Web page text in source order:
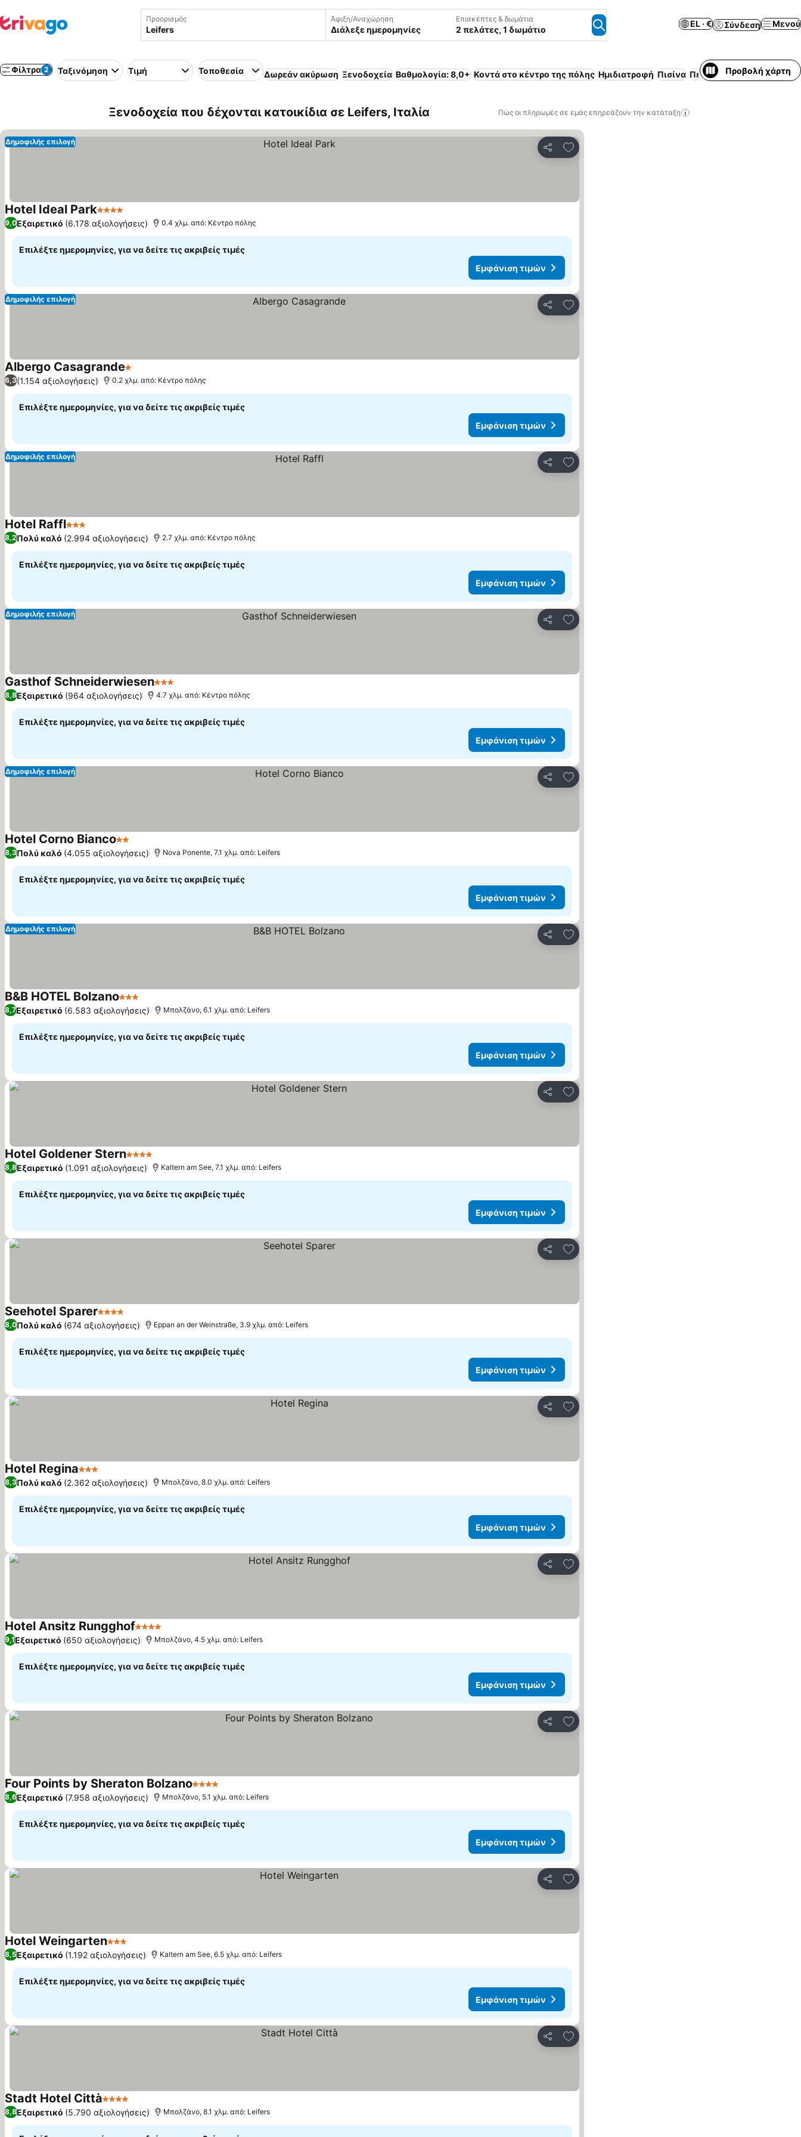
Προορισμός Άφιξη/Αναχώρηση
Διάλεξε ημερομηνίες
Επισκέπτες & δωμάτια
2 πελάτες, 1 δωμάτιο
EL · € Σύνδεση Μενού
Φίλτρα 2 Ταξινόμηση Τιμή Τοποθεσία Δωρεάν ακύρωση Ξενοδοχεία Βαθμολογία: 8,0+ Κοντά στο κέντρο της πόλης Ημιδιατροφή Πισίνα Περιλαμβάνεται πρωινό
Προβολή χάρτη
Ξενοδοχεία που δέχονται κατοικίδια σε Leifers, Ιταλία Πώς οι πληρωμές σε εμάς επηρεάζουν την κατάταξη
Κοινοποίηση
Προσθήκη στα αγαπημένα
Δημοφιλής επιλογή
Hotel Ideal Park4 ΑστέριαΕμφάνιση τιμών
9,0Εξαιρετικό (6.178 αξιολογήσεις) 0.4 χλμ. από: Κέντρο πόλης
Επιλέξτε ημερομηνίες, για να δείτε τις ακριβείς τιμές
Εμφάνιση τιμών
Κοινοποίηση
Προσθήκη στα αγαπημένα
Δημοφιλής επιλογή
Albergo Casagrande1 Αστέρια
6,3(1.154 αξιολογήσεις) 0.2 χλμ. από: Κέντρο πόλης
Επιλέξτε ημερομηνίες, για να δείτε τις ακριβείς τιμές
Εμφάνιση τιμών
Κοινοποίηση
Προσθήκη στα αγαπημένα
Δημοφιλής επιλογή
Hotel Raffl3 ΑστέριαΕμφάνιση τιμών
8,2Πολύ καλό (2.994 αξιολογήσεις) 2.7 χλμ. από: Κέντρο πόλης
Επιλέξτε ημερομηνίες, για να δείτε τις ακριβείς τιμές
Εμφάνιση τιμών
Κοινοποίηση
Προσθήκη στα αγαπημένα
Δημοφιλής επιλογή
Gasthof Schneiderwiesen3 Αστέρια
8,8Εξαιρετικό (964 αξιολογήσεις) 4.7 χλμ. από: Κέντρο πόλης
Επιλέξτε ημερομηνίες, για να δείτε τις ακριβείς τιμές
Εμφάνιση τιμών
Κοινοποίηση
Προσθήκη στα αγαπημένα
Δημοφιλής επιλογή
Hotel Corno Bianco2 ΑστέριαΕμφάνιση τιμών
8,3Πολύ καλό (4.055 αξιολογήσεις) Nova Ponente, 7.1 χλμ. από: Leifers
Επιλέξτε ημερομηνίες, για να δείτε τις ακριβείς τιμές
Εμφάνιση τιμών
Κοινοποίηση
Προσθήκη στα αγαπημένα
Δημοφιλής επιλογή
B&B HOTEL Bolzano3 ΑστέριαΕμφάνιση τιμών
8,7Εξαιρετικό (6.583 αξιολογήσεις) Μπολζάνο, 6.1 χλμ. από: Leifers
Επιλέξτε ημερομηνίες, για να δείτε τις ακριβείς τιμές
Εμφάνιση τιμών
Κοινοποίηση
Προσθήκη στα αγαπημένα
Hotel Goldener Stern4 ΑστέριαΕμφάνιση τιμών
8,8Εξαιρετικό (1.091 αξιολογήσεις) Kaltern am See, 7.1 χλμ. από: Leifers
Επιλέξτε ημερομηνίες, για να δείτε τις ακριβείς τιμές
Εμφάνιση τιμών
Κοινοποίηση
Προσθήκη στα αγαπημένα
Seehotel Sparer4 ΑστέριαΕμφάνιση τιμών
8,0Πολύ καλό (674 αξιολογήσεις) Eppan an der Weinstraße, 3.9 χλμ. από: Leifers
Επιλέξτε ημερομηνίες, για να δείτε τις ακριβείς τιμές
Εμφάνιση τιμών
Κοινοποίηση
Προσθήκη στα αγαπημένα
Hotel Regina3 ΑστέριαΕμφάνιση τιμών
8,3Πολύ καλό (2.362 αξιολογήσεις) Μπολζάνο, 8.0 χλμ. από: Leifers
Επιλέξτε ημερομηνίες, για να δείτε τις ακριβείς τιμές
Εμφάνιση τιμών
Κοινοποίηση
Προσθήκη στα αγαπημένα
Hotel Ansitz Rungghof4 Αστέρια
9,1Εξαιρετικό (650 αξιολογήσεις) Μπολζάνο, 4.5 χλμ. από: Leifers
Επιλέξτε ημερομηνίες, για να δείτε τις ακριβείς τιμές
Εμφάνιση τιμών
Κοινοποίηση
Προσθήκη στα αγαπημένα
Four Points by Sheraton Bolzano4 Αστέρια
8,6Εξαιρετικό (7.958 αξιολογήσεις) Μπολζάνο, 5.1 χλμ. από: Leifers
Επιλέξτε ημερομηνίες, για να δείτε τις ακριβείς τιμές
Εμφάνιση τιμών
Κοινοποίηση
Προσθήκη στα αγαπημένα
Hotel Weingarten3 ΑστέριαΕμφάνιση τιμών
8,5Εξαιρετικό (1.192 αξιολογήσεις) Kaltern am See, 6.5 χλμ. από: Leifers
Επιλέξτε ημερομηνίες, για να δείτε τις ακριβείς τιμές
Εμφάνιση τιμών
Κοινοποίηση
Προσθήκη στα αγαπημένα
Stadt Hotel Città4 ΑστέριαΕμφάνιση τιμών
8,8Εξαιρετικό (5.790 αξιολογήσεις) Μπολζάνο, 8.1 χλμ. από: Leifers